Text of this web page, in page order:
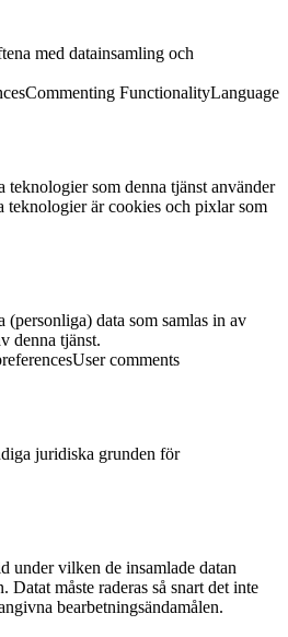
med datainsamling och
Commenting FunctionalityLanguage
teknologier som denna tjänst använder
teknologier är cookies och pixlar som
(personliga) data som samlas in av
denna tjänst.
User comments
juridiska grunden för
under vilken de insamlade datan
Datat måste raderas så snart det inte
bearbetningsändamålen.